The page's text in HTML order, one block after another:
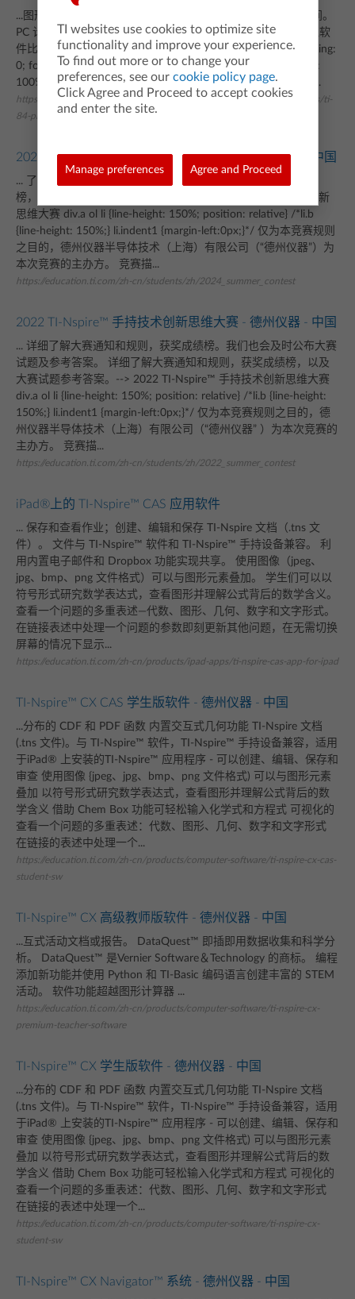
...图形计算器连接起来，可同时管理多个图形计算器，节省时间。
PC 计算机下载 Mac® 计算机下载 TI-84 Plus CE 计算器和模拟软
件比较 .Rtable { display: flex; flex-wrap: wrap; margin: 0; padding:
0; font-size:11px; } .Rtable-cell { box-sizing: border-box; width:
100%; padding: 0.8em; padding-right: 0em; list-style: none; b...
https://education.ti.com/zh-cn/products/calculators/graphing-calculators/ti-
84-plus-ce-python/ecosystem
2024 TI-Nspire™ 手持技术创新思维大赛 - 德州仪器 - 中国
... 了解赛前通知和规则。 详细了解大赛通知和规则，获奖成绩
榜，以及大赛试题参考答案。--> 2024 TI-Nspire™ 手持技术创新
思维大赛 div.a ol li {line-height: 150%; position: relative} /*li.b
{line-height: 150%;} li.indent1 {margin-left:0px;}*/ 仅为本竞赛规则
之目的，德州仪器半导体技术（上海）有限公司（“德州仪器”）为
本次竞赛的主办方。 竞赛描...
https://education.ti.com/zh-cn/students/zh/2024_summer_contest
2022 TI-Nspire™ 手持技术创新思维大赛 - 德州仪器 - 中国
... 详细了解大赛通知和规则，获奖成绩榜。我们也会及时公布大赛
试题及参考答案。 详细了解大赛通知和规则，获奖成绩榜，以及
大赛试题参考答案。--> 2022 TI-Nspire™ 手持技术创新思维大赛
div.a ol li {line-height: 150%; position: relative} /*li.b {line-height:
150%;} li.indent1 {margin-left:0px;}*/ 仅为本竞赛规则之目的，德
州仪器半导体技术（上海）有限公司（“德州仪器” ）为本次竞赛的
主办方。 竞赛描...
https://education.ti.com/zh-cn/students/zh/2022_summer_contest
iPad®上的 TI-Nspire™ CAS 应用软件
... 保存和查看作业；创建、编辑和保存 TI-Nspire 文档（.tns 文
件）。 文件与 TI-Nspire™ 软件和 TI-Nspire™ 手持设备兼容。 利
用内置电子邮件和 Dropbox 功能实现共享。 使用图像（jpeg、
jpg、bmp、png 文件格式）可以与图形元素叠加。 学生们可以以
符号形式研究数学表达式，查看图形并理解公式背后的数学含义。
查看一个问题的多重表述—代数、图形、几何、数字和文字形式。
在链接表述中处理一个问题的参数即刻更新其他问题，在无需切换
屏幕的情况下显示...
https://education.ti.com/zh-cn/products/ipad-apps/ti-nspire-cas-app-for-ipad
TI-Nspire™ CX CAS 学生版软件 - 德州仪器 - 中国
...分布的 CDF 和 PDF 函数 内置交互式几何功能 TI-Nspire 文档
(.tns 文件)。与 TI-Nspire™ 软件，TI-Nspire™ 手持设备兼容，适用
于iPad® 上安装的TI-Nspire™ 应用程序 - 可以创建、编辑、保存和
审查 使用图像 {jpeg、jpg、bmp、png 文件格式) 可以与图形元素
叠加 以符号形式研究数学表达式，查看图形并理解公式背后的数
学含义 借助 Chem Box 功能可轻松输入化学式和方程式 可视化的
查看一个问题的多重表述：代数、图形、几何、数字和文字形式
在链接的表述中处理一个...
https://education.ti.com/zh-cn/products/computer-software/ti-nspire-cx-cas-
student-sw
TI-Nspire™ CX 高级教师版软件 - 德州仪器 - 中国
...互式活动文档或报告。 DataQuest™ 即插即用数据收集和科学分
析。 DataQuest™ 是Vernier Software＆Technology 的商标。 编程
添加新功能并使用 Python 和 TI-Basic 编码语言创建丰富的 STEM
活动。 软件功能超越图形计算器 ...
https://education.ti.com/zh-cn/products/computer-software/ti-nspire-cx-
premium-teacher-software
TI-Nspire™ CX 学生版软件 - 德州仪器 - 中国
...分布的 CDF 和 PDF 函数 内置交互式几何功能 TI-Nspire 文档
(.tns 文件)。与 TI-Nspire™ 软件，TI-Nspire™ 手持设备兼容，适用
于iPad® 上安装的TI-Nspire™ 应用程序 - 可以创建、编辑、保存和
审查 使用图像 {jpeg、jpg、bmp、png 文件格式) 可以与图形元素
叠加 以符号形式研究数学表达式，查看图形并理解公式背后的数
学含义 借助 Chem Box 功能可轻松输入化学式和方程式 可视化的
查看一个问题的多重表述：代数、图形、几何、数字和文字形式
在链接的表述中处理一个...
https://education.ti.com/zh-cn/products/computer-software/ti-nspire-cx-
student-sw
TI-Nspire™ CX Navigator™ 系统 - 德州仪器 - 中国
TI websites use cookies to optimize site
functionality and improve your experience.
To find out more or to change your
preferences, see our cookie policy page.
Click Agree and Proceed to accept cookies
and enter the site.
Manage preferences Agree and Proceed